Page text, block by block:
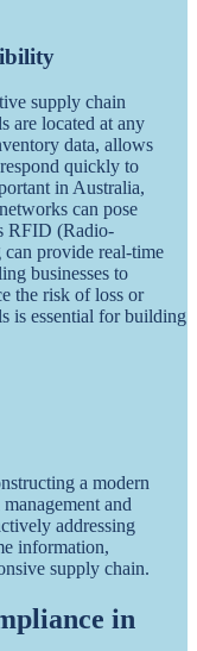
supply chain
are located at any
data, allows
quickly to
in Australia,
can pose
RFID (Radio-
provide real-time
businesses to
the risk of loss or
is essential for building
a modern
and
addressing
information,
supply chain.
in